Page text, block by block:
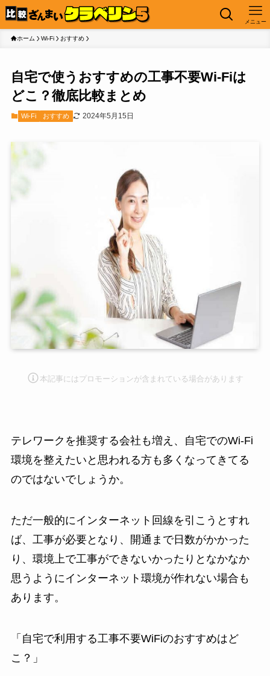
メニュー
ホーム Wi-Fi おすすめ
自宅で使うおすすめの工事不要Wi-Fiは
どこ？徹底比較まとめ
Wi-Fi おすすめ 2024年5月15日
本記事にはプロモーションが含まれている場合があります
テレワークを推奨する会社も増え、自宅でのWi-Fi
環境を整えたいと思われる方も多くなってきてる
のではないでしょうか。
ただ一般的にインターネット回線を引こうとすれ
ば、工事が必要となり、開通まで日数がかかった
り、環境上で工事ができないかったりとなかなか
思うようにインターネット環境が作れない場合も
あります。
「自宅で利用する工事不要WiFiのおすすめはど
こ？」